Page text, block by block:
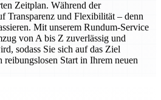
Zeitplan. Während der
Transparenz und Flexibilität – denn
Mit unserem Rundum-Service
von A bis Z zuverlässig und
sodass Sie sich auf das Ziel
Start in Ihrem neuen